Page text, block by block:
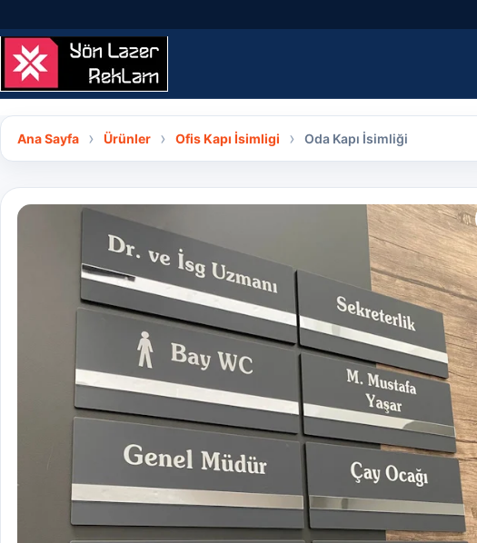
Ana Sayfa Ürünler Ofis Kapı İsimligi Oda Kapı İsimliği